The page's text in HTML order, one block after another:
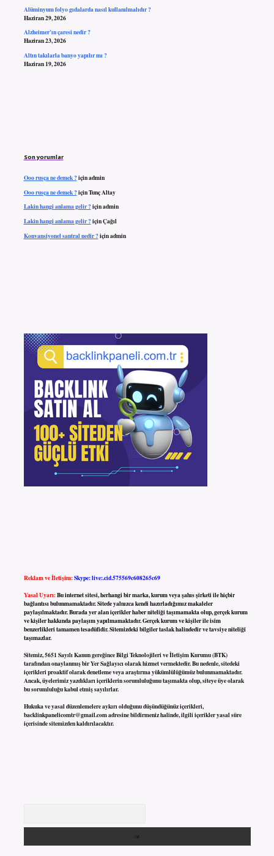
Alüminyum folyo gıdalarda nasıl kullanılmalıdır ?
Haziran 29, 2026
Alzheimer’ın çaresi nedir ?
Haziran 23, 2026
Altın takılarla banyo yapılır mı ?
Haziran 19, 2026
Son yorumlar
Ooo rusça ne demek ?içinadmin
Ooo rusça ne demek ?içinTunç Altay
Lakin hangi anlama gelir ?içinadmin
Lakin hangi anlama gelir ?içinÇağıl
Konvansiyonel santral nedir ?içinadmin
Reklam ve İletişim:Skype: live:.cid.575569c608265c69
Yasal Uyarı:Bu internet sitesi, herhangi bir marka, kurum veya şahıs şirketi ile hiçbir
bağlantısı bulunmamaktadır. Sitede yalnızca kendi hazırladığımız makaleler
paylaşılmaktadır. Burada yer alan içerikler haber niteliği taşımamakta olup, gerçek kurum
ve kişiler hakkında paylaşım yapılmamaktadır. Gerçek kurum ve kişiler ile isim
benzerlikleri tamamen tesadüfidir. Sitemizdeki bilgiler taslak halindedir ve tavsiye niteliği
taşımazlar.
Sitemiz, 5651 Sayılı Kanun gereğince Bilgi Teknolojileri ve İletişim Kurumu (BTK)
tarafından onaylanmış bir Yer Sağlayıcı olarak hizmet vermektedir. Bu nedenle, sitedeki
içerikleri proaktif olarak denetleme veya araştırma yükümlülüğümüz bulunmamaktadır.
Ancak, üyelerimiz yazdıkları içeriklerin sorumluluğunu taşımakta olup, siteye üye olarak
bu sorumluluğu kabul etmiş sayılırlar.
Hukuka ve yasal düzenlemelere aykırı olduğunu düşündüğünüz içerikleri,
backlinkpanelicomtr@gmail.comadresine bildirmeniz halinde, ilgili içerikler yasal süre
içerisinde sitemizden kaldırılacaktır.